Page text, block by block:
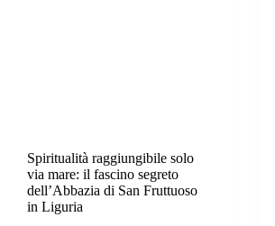
Spiritualità raggiungibile solo
via mare: il fascino segreto
dell’Abbazia di San Fruttuoso
in Liguria